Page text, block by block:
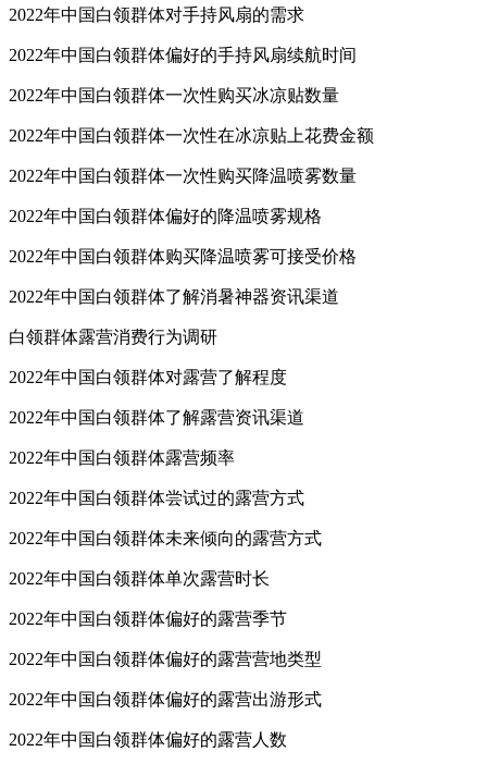
2022年中国白领群体对手持风扇的需求
2022年中国白领群体偏好的手持风扇续航时间
2022年中国白领群体一次性购买冰凉贴数量
2022年中国白领群体一次性在冰凉贴上花费金额
2022年中国白领群体一次性购买降温喷雾数量
2022年中国白领群体偏好的降温喷雾规格
2022年中国白领群体购买降温喷雾可接受价格
2022年中国白领群体了解消暑神器资讯渠道
白领群体露营消费行为调研
2022年中国白领群体对露营了解程度
2022年中国白领群体了解露营资讯渠道
2022年中国白领群体露营频率
2022年中国白领群体尝试过的露营方式
2022年中国白领群体未来倾向的露营方式
2022年中国白领群体单次露营时长
2022年中国白领群体偏好的露营季节
2022年中国白领群体偏好的露营营地类型
2022年中国白领群体偏好的露营出游形式
2022年中国白领群体偏好的露营人数